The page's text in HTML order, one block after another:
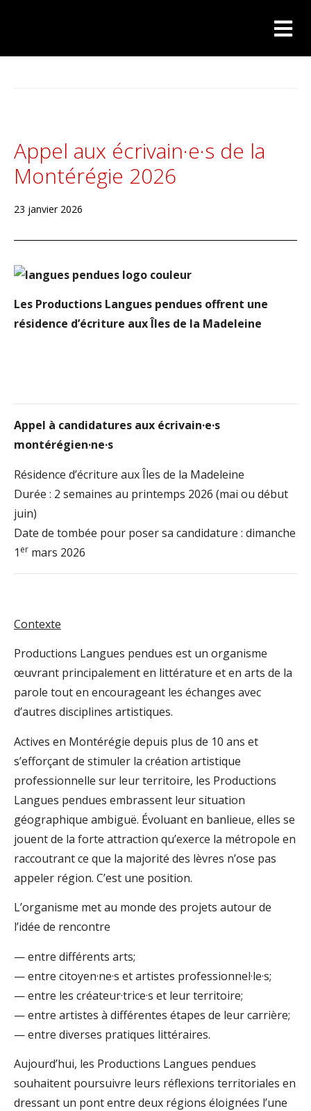
Appel aux écrivain·e·s de la
Montérégie 2026
23 janvier 2026
Les Productions Langues pendues offrent une
résidence d’écriture aux Îles de la Madeleine
Appel à candidatures aux écrivain·e·s
montérégien·ne·s
Résidence d’écriture aux Îles de la Madeleine
Durée : 2 semaines au printemps 2026 (mai ou début
juin)
Date de tombée pour poser sa candidature : dimanche
1 er mars 2026
Contexte
Productions Langues pendues est un organisme
œuvrant principalement en littérature et en arts de la
parole tout en encourageant les échanges avec
d’autres disciplines artistiques.
Actives en Montérégie depuis plus de 10 ans et
s’efforçant de stimuler la création artistique
professionnelle sur leur territoire, les Productions
Langues pendues embrassent leur situation
géographique ambiguë. Évoluant en banlieue, elles se
jouent de la forte attraction qu’exerce la métropole en
raccoutrant ce que la majorité des lèvres n’ose pas
appeler région. C’est une position.
L’organisme met au monde des projets autour de
l’idée de rencontre
— entre différents arts;
— entre citoyen·ne·s et artistes professionnel·le·s;
— entre les créateur·trice·s et leur territoire;
— entre artistes à différentes étapes de leur carrière;
— entre diverses pratiques littéraires.
Aujourd’hui, les Productions Langues pendues
souhaitent poursuivre leurs réflexions territoriales en
dressant un pont entre deux régions éloignées l’une